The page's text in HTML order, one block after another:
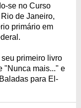
se no Curso
de Janeiro,
primário em
primeiro livro
"Nunca mais..." e
para El-